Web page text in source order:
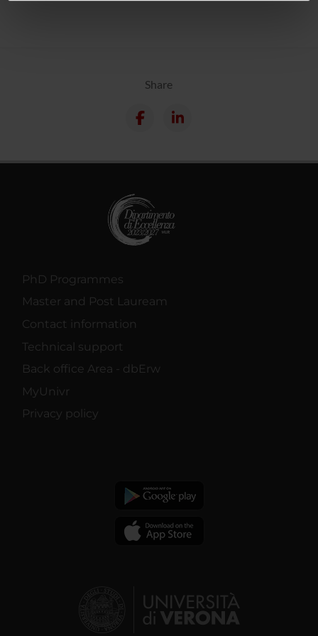
Share
PhD Programmes
Master and Post Lauream
Contact information
Technical support
Back office Area - dbErw
MyUnivr
Privacy policy